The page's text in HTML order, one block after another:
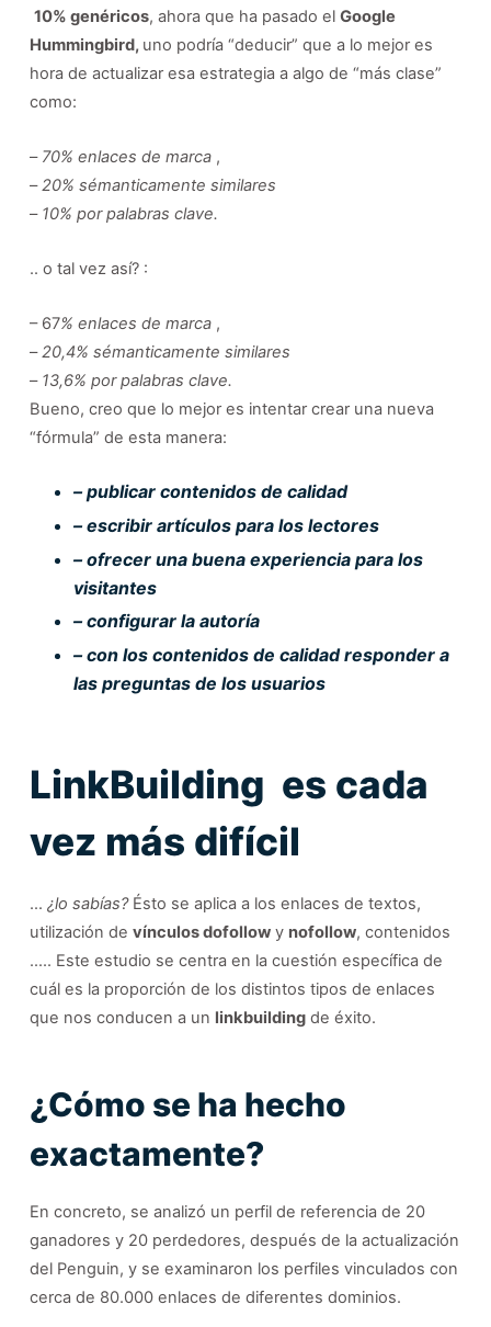
10% genéricos, ahora que ha pasado el Google
Hummingbird, uno podría “deducir” que a lo mejor es
hora de actualizar esa estrategia a algo de “más clase”
como:
– 70% enlaces de marca,
–20% sémanticamente similares
– 10% por palabras clave.
.. o tal vez así? :
– 67% enlaces de marca,
–20,4% sémanticamente similares
– 13,6% por palabras clave.
Bueno, creo que lo mejor es intentar crear una nueva
“fórmula” de esta manera:
– publicar contenidos de calidad
– escribir artículos para los lectores
– ofrecer una buena experiencia para los
visitantes
– configurar la autoría
– con los contenidos de calidad responder a
las preguntas de los usuarios
LinkBuilding es cada
vez más difícil
… ¿lo sabías?Ésto se aplica a los enlaces de textos,
utilización de vínculos dofollowy nofollow, contenidos
….. Este estudio se centra en la cuestión específica de
cuál es la proporción de los distintos tipos de enlaces
que nos conducen a un linkbuildingde éxito.
¿Cómo se ha hecho
exactamente?
En concreto, se analizó un perfil de referencia de 20
ganadores y 20 perdedores, después de la actualización
del Penguin, y se examinaron los perfiles vinculados con
cerca de 80.000 enlaces de diferentes dominios.